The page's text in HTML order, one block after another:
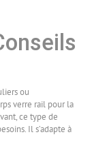
ou
verre rail pour la
ce type de
Il s’adapte à